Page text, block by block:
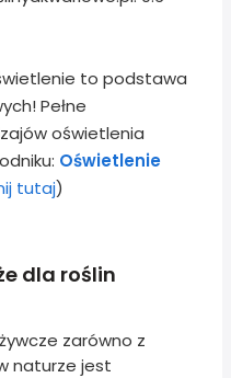
to podstawa
Pełne
oświetlenia
Oświetlenie
tutaj)
dla roślin
zarówno z
naturze jest